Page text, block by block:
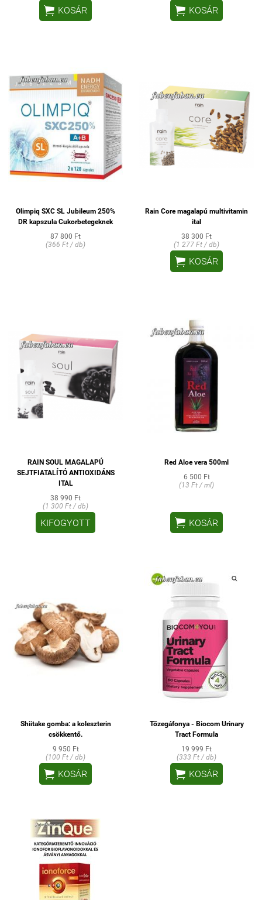
 KOSÁR  KOSÁR
Olimpiq SXC SL Jubileum 250%
DR kapszula Cukorbetegeknek
87 800 Ft
(366 Ft / db)
Rain Core magalapú multivitamin
ital
38 300 Ft
(1 277 Ft / db)
 KOSÁR
RAIN SOUL MAGALAPÚ
SEJTFIATALÍTÓ ANTIOXIDÁNS
ITAL
38 990 Ft
(1 300 Ft / db)
KIFOGYOTT
Red Aloe vera 500ml
6 500 Ft
(13 Ft / ml)
 KOSÁR
Shiitake gomba: a koleszterin
csökkentő.
9 950 Ft
(100 Ft / db)
 KOSÁR
Tőzegáfonya - Biocom Urinary
Tract Formula
19 999 Ft
(333 Ft / db)
 KOSÁR